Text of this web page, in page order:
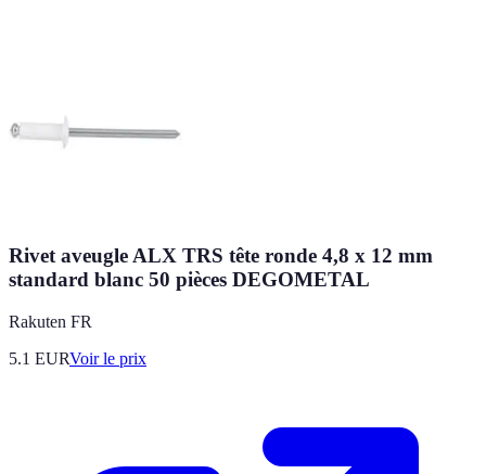
Rivet aveugle ALX TRS tête ronde 4,8 x 12 mm
standard blanc 50 pièces DEGOMETAL
Rakuten FR
5.1 EURVoir le prix